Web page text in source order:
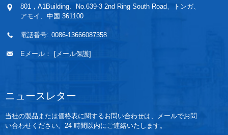
801，A1Building、No.639-3 2nd Ring South Road、トンガ、
アモイ、中国 361100
電話番号: 0086-13666087358
Eメール： [メール保護]
ニュースレター
当社の製品または価格表に関するお問い合わせは、メールでお問
い合わせください。24 時間以内にご連絡いたします。